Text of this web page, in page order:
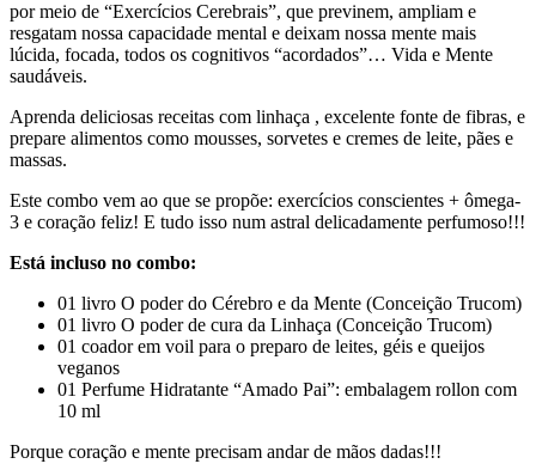
por meio de “Exercícios Cerebrais”, que previnem, ampliam e
resgatam nossa capacidade mental e deixam nossa mente mais
lúcida, focada, todos os cognitivos “acordados”… Vida e Mente
saudáveis.
Aprenda deliciosas receitas com linhaça , excelente fonte de fibras, e
prepare alimentos como mousses, sorvetes e cremes de leite, pães e
massas.
Este combo vem ao que se propõe: exercícios conscientes + ômega-
3 e coração feliz! E tudo isso num astral delicadamente perfumoso!!!
Está incluso no combo:
01 livro O poder do Cérebro e da Mente (Conceição Trucom)
01 livro O poder de cura da Linhaça (Conceição Trucom)
01 coador em voil para o preparo de leites, géis e queijos
veganos
01 Perfume Hidratante “Amado Pai”: embalagem rollon com
10 ml
Porque coração e mente precisam andar de mãos dadas!!!